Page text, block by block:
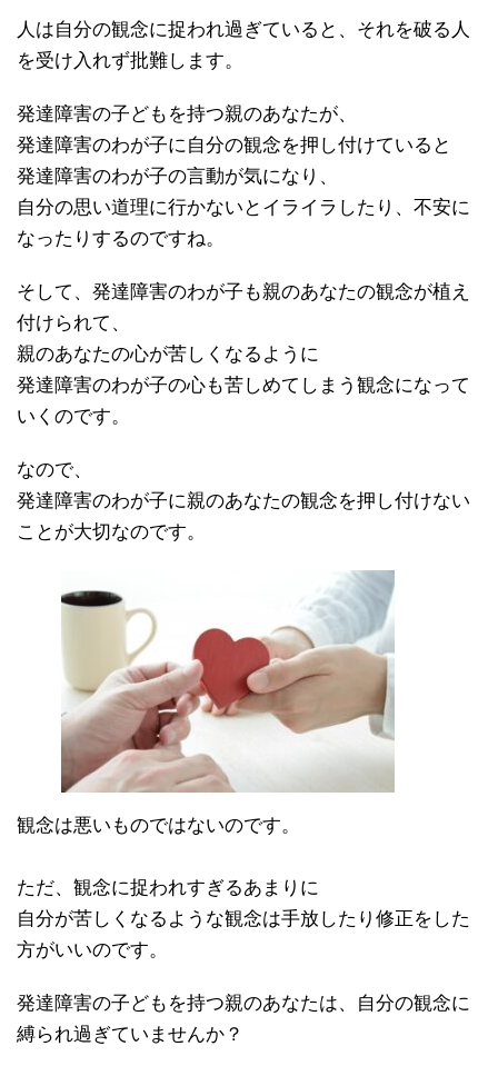
人は自分の観念に捉われ過ぎていると、それを破る人
を受け入れず批難します。
発達障害の子どもを持つ親のあなたが、
発達障害のわが子に自分の観念を押し付けていると
発達障害のわが子の言動が気になり、
自分の思い道理に行かないとイライラしたり、不安に
なったりするのですね。
そして、発達障害のわが子も親のあなたの観念が植え
付けられて、
親のあなたの心が苦しくなるように
発達障害のわが子の心も苦しめてしまう観念になって
いくのです。
なので、
発達障害のわが子に親のあなたの観念を押し付けない
ことが大切なのです。
観念は悪いものではないのです。
ただ、観念に捉われすぎるあまりに
自分が苦しくなるような観念は手放したり修正をした
方がいいのです。
発達障害の子どもを持つ親のあなたは、自分の観念に
縛られ過ぎていませんか？